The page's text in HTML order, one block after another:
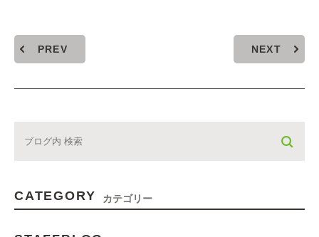
PREV NEXT
CATEGORY カテゴリー